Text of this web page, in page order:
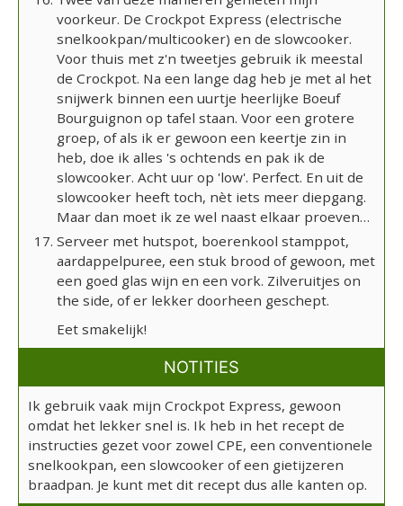
voorkeur. De Crockpot Express (electrische
snelkookpan/multicooker) en de slowcooker.
Voor thuis met z'n tweetjes gebruik ik meestal
de Crockpot. Na een lange dag heb je met al het
snijwerk binnen een uurtje heerlijke Boeuf
Bourguignon op tafel staan. Voor een grotere
groep, of als ik er gewoon een keertje zin in
heb, doe ik alles 's ochtends en pak ik de
slowcooker. Acht uur op 'low'. Perfect. En uit de
slowcooker heeft toch, nèt iets meer diepgang.
Maar dan moet ik ze wel naast elkaar proeven…
Serveer met hutspot, boerenkool stamppot,
aardappelpuree, een stuk brood of gewoon, met
een goed glas wijn en een vork. Zilveruitjes on
the side, of er lekker doorheen geschept.
Eet smakelijk!
NOTITIES
Ik gebruik vaak mijn Crockpot Express, gewoon
omdat het lekker snel is. Ik heb in het recept de
instructies gezet voor zowel CPE, een conventionele
snelkookpan, een slowcooker of een gietijzeren
braadpan. Je kunt met dit recept dus alle kanten op.